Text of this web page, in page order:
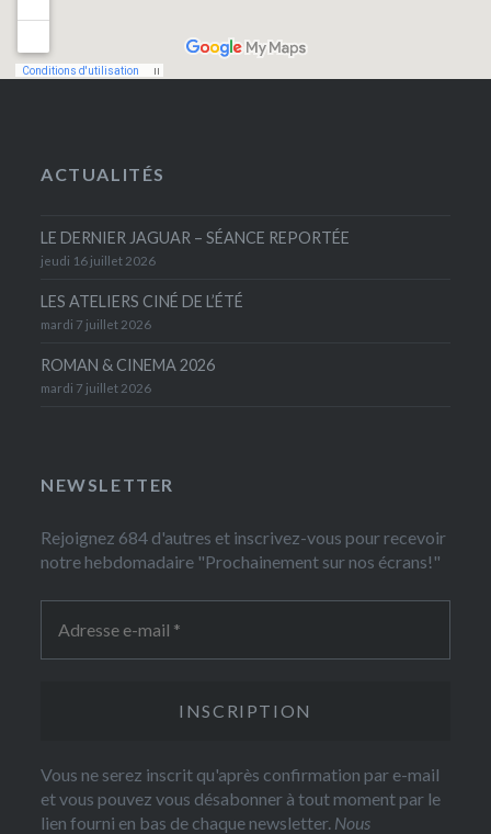
ACTUALITÉS
LE DERNIER JAGUAR – SÉANCE REPORTÉE
jeudi 16 juillet 2026
LES ATELIERS CINÉ DE L’ÉTÉ
mardi 7 juillet 2026
ROMAN & CINEMA 2026
mardi 7 juillet 2026
NEWSLETTER
Rejoignez 684 d'autres et inscrivez-vous pour recevoir
notre hebdomadaire "Prochainement sur nos écrans!"
Vous ne serez inscrit qu'après confirmation par e-mail
et vous pouvez vous désabonner à tout moment par le
lien fourni en bas de chaque newsletter. Nous